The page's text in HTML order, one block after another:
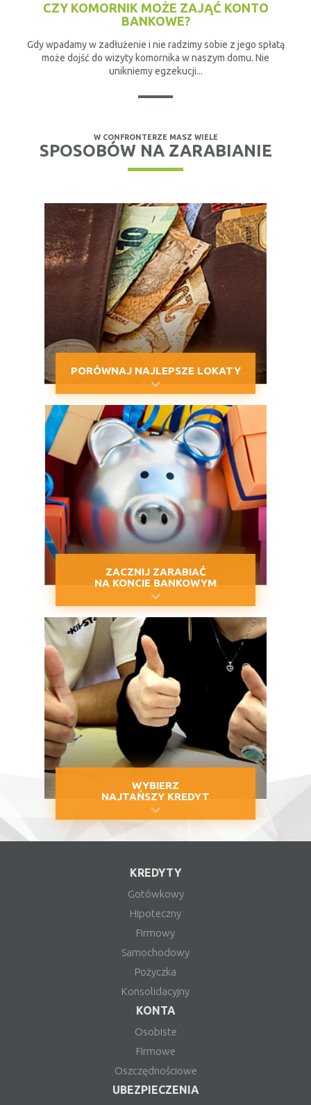
CZY KOMORNIK MOŻE ZAJĄĆ KONTO
BANKOWE?
Gdy wpadamy w zadłużenie i nie radzimy sobie z jego spłatą
może dojść do wizyty komornika w naszym domu. Nie
unikniemy egzekucji...
W CONFRONTERZE MASZ WIELE
SPOSOBÓW NA ZARABIANIE
PORÓWNAJ NAJLEPSZE LOKATY
ZACZNIJ ZARABIAĆ
NA KONCIE BANKOWYM
WYBIERZ
NAJTAŃSZY KREDYT
KREDYTY
Gotówkowy
Hipoteczny
Firmowy
Samochodowy
Pożyczka
Konsolidacyjny
KONTA
Osobiste
Firmowe
Oszczędnościowe
UBEZPIECZENIA